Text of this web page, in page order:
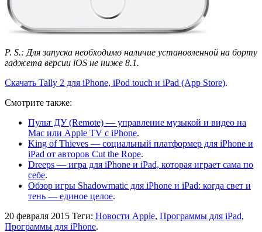
P. S.: Для запуска необходимо наличие установленной на борту
гаджета версии iOS не ниже 8.1.
Скачать Tally 2 для iPhone, iPod touch и iPad (App Store).
Смотрите также:
Пульт ДУ (Remote) — управление музыкой и видео на
Mac или Apple TV с iPhone.
King of Thieves — социальный платформер для iPhone и
iPad от авторов Cut the Rope.
Dreeps — игра для iPhone и iPad, которая играет сама по
себе.
Обзор игры Shadowmatic для iPhone и iPad: когда свет и
тень — единое целое.
20 февраля 2015 Теги: Новости Apple, Программы для iPad,
Программы для iPhone.